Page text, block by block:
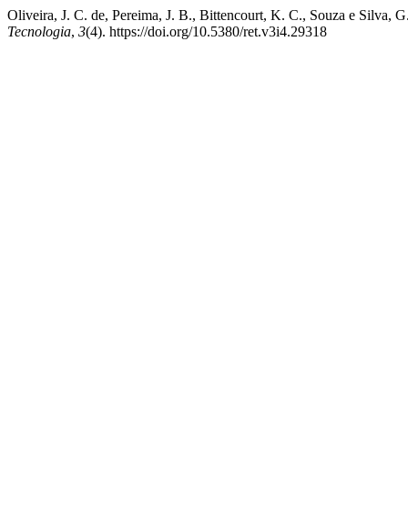
Oliveira, J. C. de, Pereima, J. B., Bittencourt, K. C., Souza e Silva,
Tecnologia, 3(4). https://doi.org/10.5380/ret.v3i4.29318